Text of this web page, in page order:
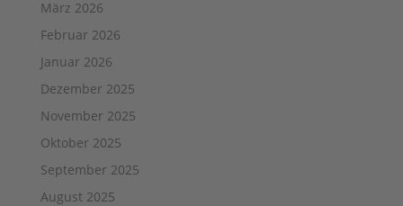
März 2026
Februar 2026
Januar 2026
Dezember 2025
November 2025
Oktober 2025
September 2025
August 2025